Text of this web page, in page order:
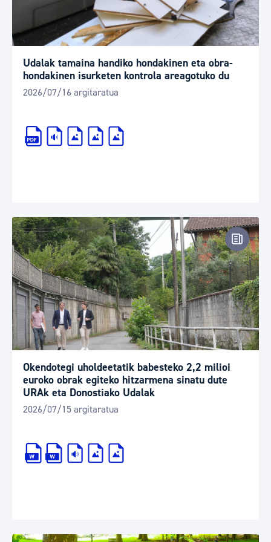
Udalak tamaina handiko hondakinen eta obra-
hondakinen isurketen kontrola areagotuko du
2026/07/16 argitaratua
Okendotegi uholdeetatik babesteko 2,2 milioi
euroko obrak egiteko hitzarmena sinatu dute
URAk eta Donostiako Udalak
2026/07/15 argitaratua